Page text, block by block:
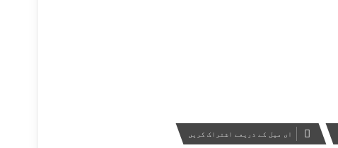
ای میل کے ذریعے اشتراک کریں